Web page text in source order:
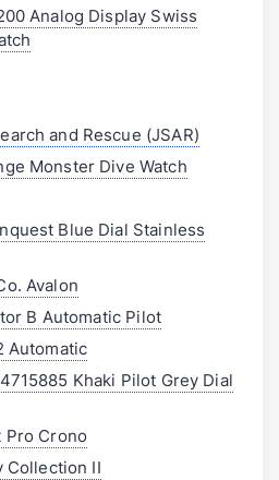
Analog Display Swiss
and Rescue (JSAR)
Monster Dive Watch
Blue Dial Stainless
Avalon
B Automatic Pilot
Automatic
Khaki Pilot Grey Dial
Pro Crono
Collection II